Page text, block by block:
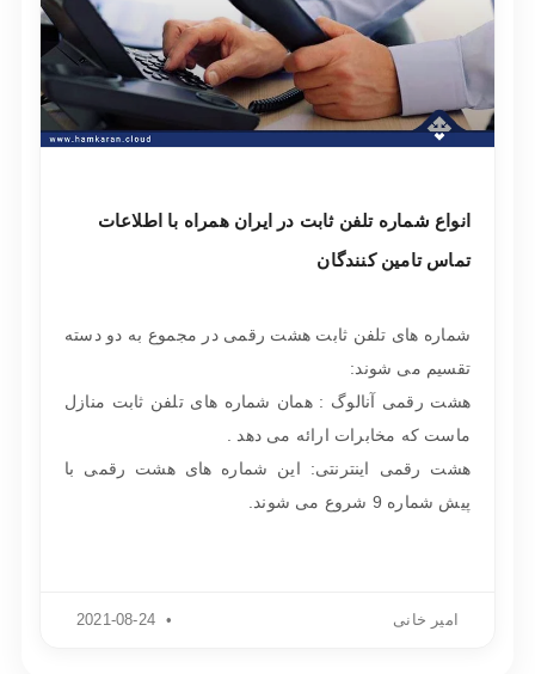
انواع شماره تلفن ثابت در ایران همراه با اطلاعات
تماس تامین کنندگان
شماره های تلفن ثابت هشت رقمی در مجموع به دو دسته
تقسیم می شوند:
هشت رقمی آنالوگ : همان شماره های تلفن ثابت منازل
ماست که مخابرات ارائه می دهد .
هشت رقمی اینترنتی: این شماره های هشت رقمی با
پیش شماره 9 شروع می شوند.
امیر خانی